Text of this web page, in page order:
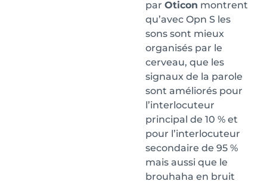
par Oticon montrent
qu’avec Opn S les
sons sont mieux
organisés par le
cerveau, que les
signaux de la parole
sont améliorés pour
l’interlocuteur
principal de 10 % et
pour l’interlocuteur
secondaire de 95 %
mais aussi que le
brouhaha en bruit